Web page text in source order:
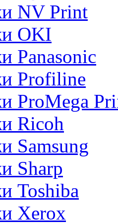
NV Print
OKI
Panasonic
Profiline
ProMega
Ricoh
Samsung
Sharp
Toshiba
Xerox